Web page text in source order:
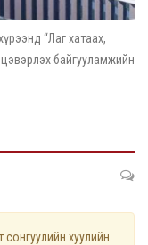
“Лаг хатаах,
байгууламжийн
хуулийн